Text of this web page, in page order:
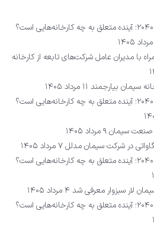
صنعت سیمان ایران در افق ۲۰۴۰؛ آینده متعلق به چه کارخانه‌هایی است؟
با مدیران عامل شرکت‌های تابعه از کارخانه
سیمان بیارجمند ۱۱ مرداد ۱۴۰۵
صنعت سیمان ایران در افق ۲۰۴۰؛ آینده متعلق به چه کارخانه‌هایی است؟
صنعت سیمان۹ مرداد ۱۴۰۵
۷ مرداد ۱۴۰۵
صنعت سیمان ایران در افق ۲۰۴۰؛ آینده متعلق به چه کارخانه‌هایی است؟
لار سبزوار معرفی شد ۴ مرداد ۱۴۰۵
صنعت سیمان ایران در افق ۲۰۴۰؛ آینده متعلق به چه کارخانه‌هایی است؟